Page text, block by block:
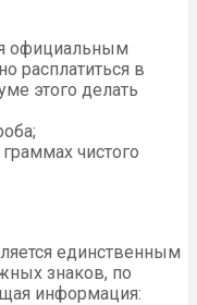
официальным
расплатиться в
этого делать
чистого
единственным
знаков, по
информация: